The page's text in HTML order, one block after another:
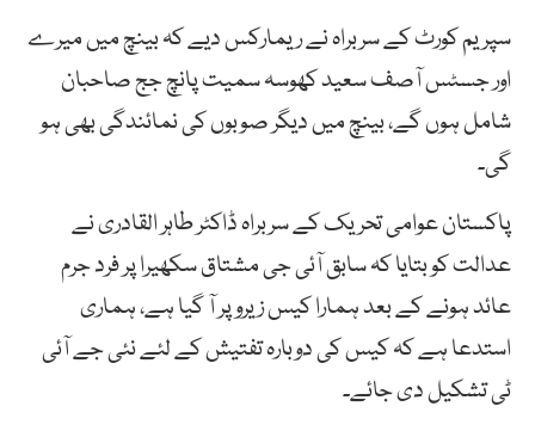
سپریم کورٹ کے سربراہ نے ریمارکس دیے کہ بینچ میں میرے
اور جسٹس آصف سعید کھوسہ سمیت پانچ جج صاحبان
شامل ہوں گے، بینچ میں دیگر صوبوں کی نمائندگی بھی ہو
گی۔
پاکستان عوامی تحریک کے سربراہ ڈاکٹر طاہر القادری نے
عدالت کو بتایا کہ سابق آئی جی مشتاق سکھیرا پر فرد جرم
عائد ہونے کے بعد ہمارا کیس زیرو پر آ گیا ہے، ہماری
استدعا ہے کہ کیس کی دوبارہ تفتیش کے لئے نئی جے آئی
ٹی تشکیل دی جائے۔